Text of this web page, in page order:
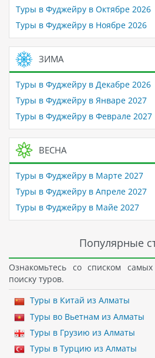
Туры в Фуджейру в Октябре 2026
Туры в Фуджейру в Ноябре 2026
ЗИМА
Туры в Фуджейру в Декабре 2026
Туры в Фуджейру в Январе 2027
Туры в Фуджейру в Феврале 2027
ВЕСНА
Туры в Фуджейру в Марте 2027
Туры в Фуджейру в Апреле 2027
Туры в Фуджейру в Майе 2027
Популярные
Ознакомьтесь со списком
поиску туров.
Туры в Китай из Алматы
Туры во Вьетнам из Алматы
Туры в Грузию из Алматы
Туры в Турцию из Алматы